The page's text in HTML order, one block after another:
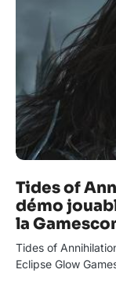
Tides of
démo
la
Tides of
Eclipse Glow